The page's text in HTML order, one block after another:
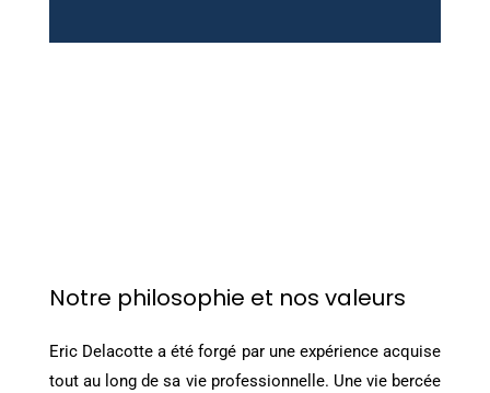
Notre philosophie et nos valeurs
Eric Delacotte a été forgé par une expérience acquise
tout au long de sa vie professionnelle. Une vie bercée